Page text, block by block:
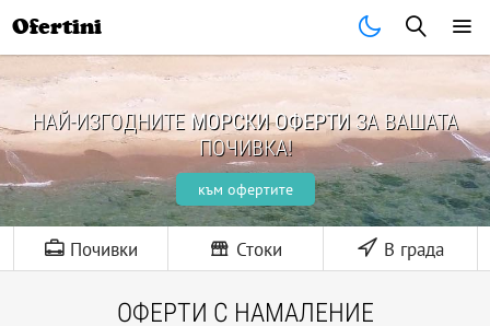
Ofertini
НАЙ-ИЗГОДНИТЕ МОРСКИ ОФЕРТИЗА ВАШАТА
ПОЧИВКА!
към офертите
Почивки Стоки В града
ОФЕРТИ С НАМАЛЕНИЕ